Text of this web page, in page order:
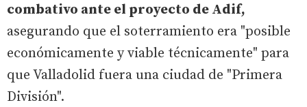
combativo ante el proyecto de Adif,
asegurando que el soterramiento era "posible
económicamente y viable técnicamente" para
que Valladolid fuera una ciudad de "Primera
División".